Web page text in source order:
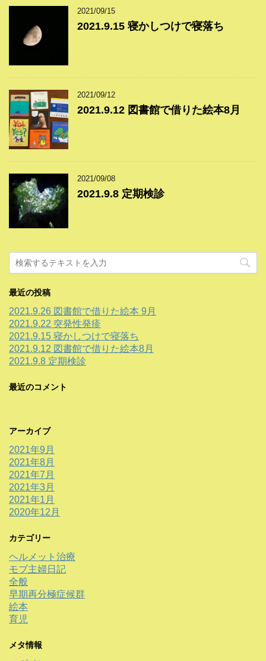
2021/09/15
2021.9.15 寝かしつけで寝落ち
2021/09/12
2021.9.12 図書館で借りた絵本8月
2021/09/08
2021.9.8 定期検診
最近の投稿
2021.9.26 図書館で借りた絵本 9月
2021.9.22 突発性発疹
2021.9.15 寝かしつけで寝落ち
2021.9.12 図書館で借りた絵本8月
2021.9.8 定期検診
最近のコメント
アーカイブ
2021年9月
2021年8月
2021年7月
2021年3月
2021年1月
2020年12月
カテゴリー
ヘルメット治療
モブ主婦日記
全般
早期再分極症候群
絵本
育児
メタ情報